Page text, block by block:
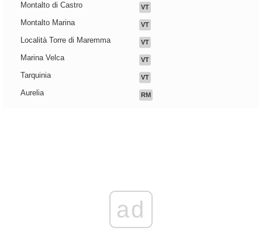
Montalto di Castro VT
Montalto Marina VT
Località Torre di Maremma VT
Marina Velca VT
Tarquinia VT
Aurelia RM
ad